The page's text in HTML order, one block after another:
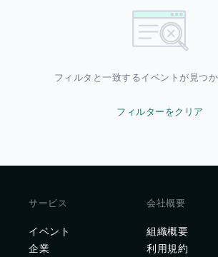
フィルタと一致するイベントが見つか
フィルターをクリア
サービス
イベント
企業
会社概要
組織概要
利用規約